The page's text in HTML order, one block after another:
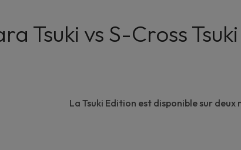
Tsuki vs S-Cross
La Tsuki Edition est disponible sur